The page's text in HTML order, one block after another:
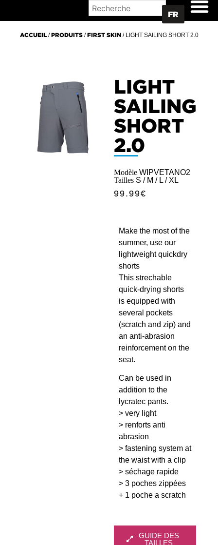
FR
ACCUEIL/PRODUITS/FIRST SKIN/ LIGHT SAILING SHORT 2.0
LIGHT
SAILING
SHORT
2.0
Modèle WIPVETANO2
Tailles S / M / L / XL
99.99€
Make the most of the
summer, use our
lightweight quickdry
shorts
This strechable
quick-drying shorts
is equipped with
several pockets
(scratch and zip) and
an anti-abrasion
reinforcement on the
seat.
Can be used in
addition to the
lycratec pants.
> very light
> renforts anti
abrasion
> fastening system at
the waist with a clip
> séchage rapide
> 3 poches zippées
+ 1 poche a scratch
GUIDE DES
TAILLES